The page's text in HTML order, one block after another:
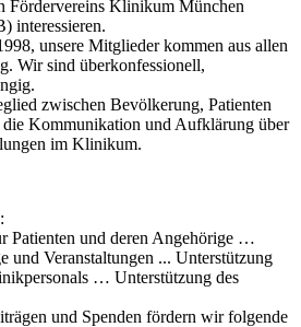
Fördervereins Klinikum München
interessieren.
unsere Mitglieder kommen aus allen
Wir sind überkonfessionell,
zwischen Bevölkerung, Patienten
Kommunikation und Aufklärung über
im Klinikum.
:
und deren Angehörige …
und Veranstaltungen ... Unterstützung
… Unterstützung des
und Spenden fördern wir folgende